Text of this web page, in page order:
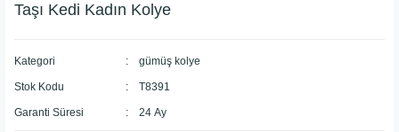
Taşı Kedi Kadın Kolye
Kategori gümüş kolye
Stok Kodu T8391
Garanti Süresi 24 Ay